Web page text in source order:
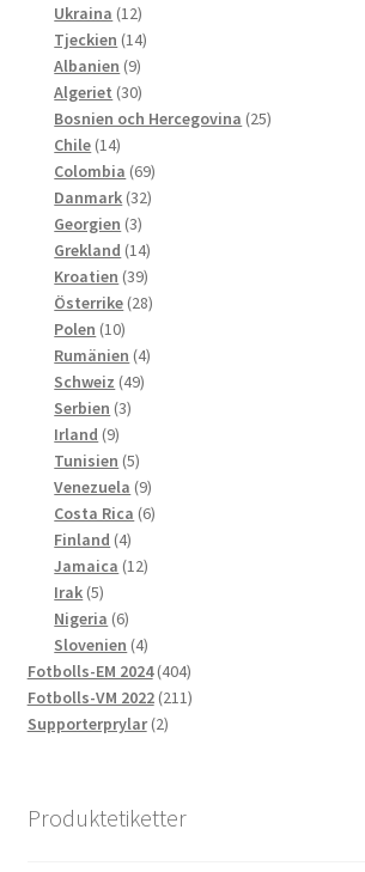
Ukraina 1212
produkter
Tjeckien 1414
Albanien 99
produkter
Algeriet 3030
produkter
Bosnien och Hercegovina 2525
Chile 1414
produkter
Colombia 6969
produkter
Danmark 3232
Georgien 33
produkter
Grekland 1414
produkter
Kroatien 3939
produkter
Österrike 2828
Polen 1010
produkter
Rumänien 44
Schweiz 4949
Serbien 33
Irland 99
produkter
Tunisien 55
produkter
Venezuela 99
produkter
Costa Rica 66
Finland 44
produkter
Jamaica 1212
Irak 55
produkter
Nigeria 66
produkter
Slovenien 44
produkter
Fotbolls-EM 2024 404404
produkter
Fotbolls-VM 2022 211211
Supporterprylar 22
Produktetiketter